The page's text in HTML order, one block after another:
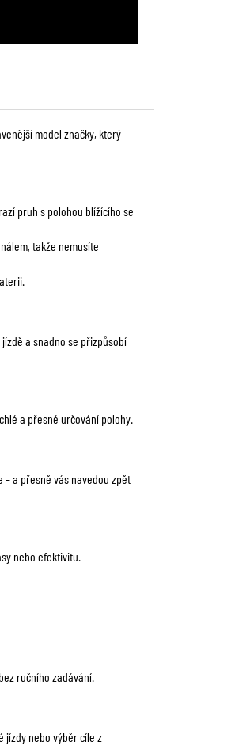
model značky, který
pruh s polohou blížícího se
takže nemusíte
a snadno se přizpůsobí
a přesné určování polohy.
a přesně vás navedou zpět
nebo efektivitu.
ručního zadávání.
jízdy nebo výběr cíle z